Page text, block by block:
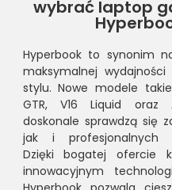
wybrać laptop
Hyperbook to synonim
maksymalnej
stylu. Nowe modele
GTR, V16 Liquid oraz
doskonale sprawdzą się
jak i profesjonalnych
Dzięki bogatej ofercie
innowacyjnym